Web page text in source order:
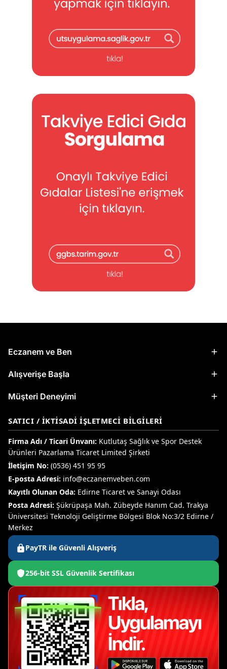
Eczanem ve Ben
Alışverişe Başla
Müşteri Deneyimi
SATICI / İKTISADI İŞLETMECI BILGILERI
Firma Adı / Ticari Ünvanı: Kutlutaş Sağlık ve Spor Destek
Ürünleri Pazarlama Ticaret Limited Şirketi
İletişim No: (0536) 451 95 95
E-posta Adresi: info@eczanemveben.com
Kayıtlı Olunan Oda: Edirne Ticaret ve Sanayi Odası
Posta Adresi: Şükrüpaşa Mah. Zübeyde Hanım Cad. Trakya
Üniversitesi Teknoloji Geliştirme Bölgesi Blok No:3/2 Edirne /
Merkez
PayTR ile Güvenli Alışveriş
256-bit SSL Güvenlik Sertifikası